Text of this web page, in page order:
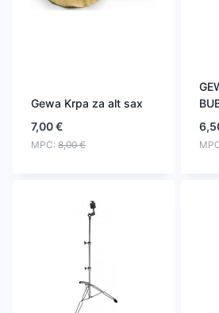
Gewa Krpa za alt sax
7,00€
MPC: 8,00€